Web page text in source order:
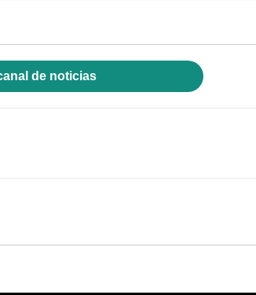
de noticias